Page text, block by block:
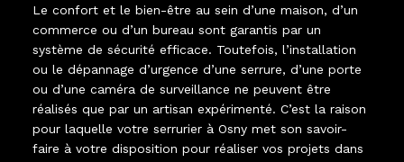
Le confort et le bien-être au sein d’une maison, d’un
commerce ou d’un bureau sont garantis par un
système de sécurité efficace. Toutefois, l’installation
ou le dépannage d’urgence d’une serrure, d’une porte
ou d’une caméra de surveillance ne peuvent être
réalisés que par un artisan expérimenté. C’est la raison
pour laquelle votre serrurier à Osny met son savoir-
faire à votre disposition pour réaliser vos projets dans